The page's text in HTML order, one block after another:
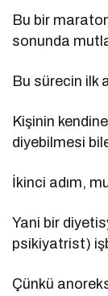
Bu bir
sonunda
Bu sürecin ilk
Kişinin
diyebilmesi
İkinci adım,
Yani bir
psikiyatrist)
Çünkü